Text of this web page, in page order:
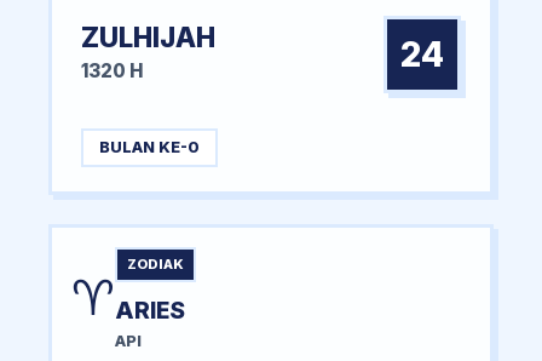
ZULHIJAH
1320 H 24
BULAN KE-0
♈
ZODIAK
ARIES
API